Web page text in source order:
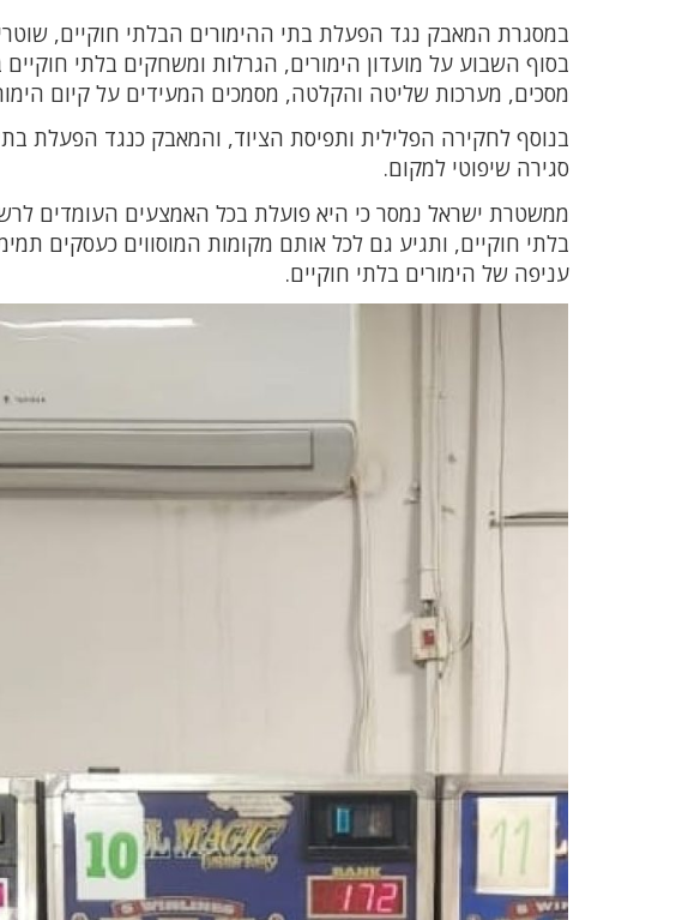
במסגרת המאבק נגד הפעלת בתי ההימורים הבלתי חוקיים,
בסוף השבוע על מועדון הימורים, הגרלות ומשחקים בלתי
מסכים, מערכות שליטה והקלטה, מסמכים המעידים על קיום
בנוסף לחקירה הפלילית ותפיסת הציוד, והמאבק כנגד הפעלת
סגירה שיפוטי למקום.
ממשטרת ישראל נמסר כי היא פועלת בכל האמצעים העומדים
בלתי חוקיים, ותגיע גם לכל אותם מקומות המוסווים כעסקים
עניפה של הימורים בלתי חוקיים.